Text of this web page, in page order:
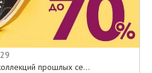
прошлых се...